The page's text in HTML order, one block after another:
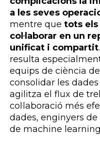
a les seves
mentre que tots els
col·laborar en un
unificat i compartit
resulta
equips de ciència
consolidar les
agilitza el flux de
col·laboració més
dades, enginyers
de machine learning